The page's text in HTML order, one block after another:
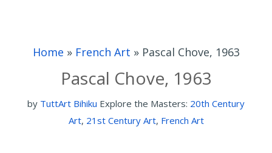
Home » French Art » Pascal Chove, 1963
Pascal Chove, 1963
by TuttArt Bihiku Explore the Masters: 20th Century
Art, 21st Century Art, French Art